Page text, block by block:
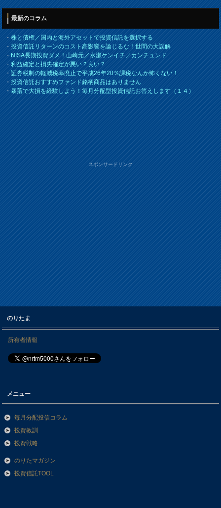
最新のコラム
・株と債権／国内と海外アセットで投資信託を選択する
・投資信託リターンのコスト高影響を論じるな！世間の大誤解
・NISA長期投資ダメ！山崎元／水瀬ケンイチ／カンチュンド
・利益確定と損失確定が悪い？良い？
・証券税制の軽減税率廃止で平成26年20％課税なんか怖くない！
・投資信託おすすめファンド銘柄商品はありません
・暴落で大損を経験しよう！毎月分配型投資信託お答えします（１４）
スポンサードリンク
のりたま
所有者情報
メニュー
毎月分配投信コラム
投資教訓
投資戦略
のりたマガジン
投資信託TOOL